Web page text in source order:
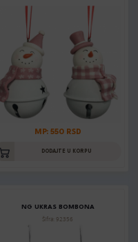
MP: 550 RSD
DODAJTE U KORPU
NG UKRAS BOMBONA
Šifra: 92356